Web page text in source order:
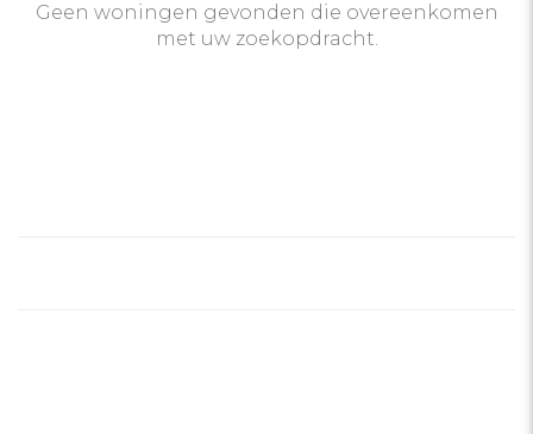
Geen woningen gevonden die overeenkomen
met uw zoekopdracht.